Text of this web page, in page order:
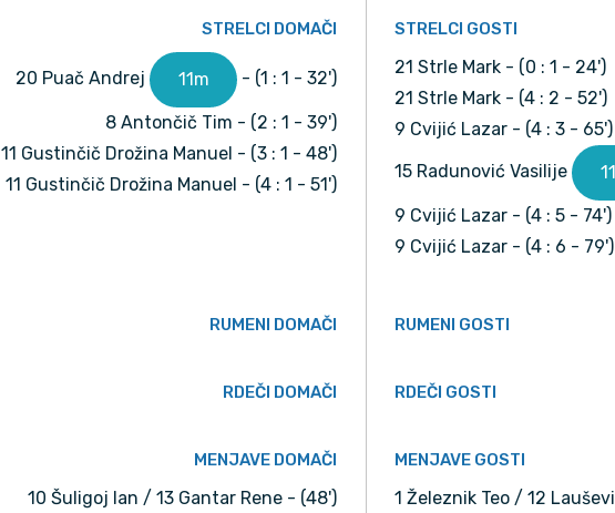
STRELCI DOMAČI
20 Puač Andrej 11m - (1 : 1 - 32')
8 Antončič Tim - (2 : 1 - 39')
11 Gustinčič Drožina Manuel - (3 : 1 - 48')
11 Gustinčič Drožina Manuel - (4 : 1 - 51')
STRELCI GOSTI
21 Strle Mark - (0 : 1 - 24')
21 Strle Mark - (4 : 2 - 52')
9 Cvijić Lazar - (4 : 3 - 65')
15 Radunović Vasilije
9 Cvijić Lazar - (4 : 5 - 74')
9 Cvijić Lazar - (4 : 6 - 79')
RUMENI DOMAČI RUMENI GOSTI
RDEČI DOMAČI RDEČI GOSTI
MENJAVE DOMAČI
10 Šuligoj Ian / 13 Gantar Rene - (48')
MENJAVE GOSTI
1 Železnik Teo / 12